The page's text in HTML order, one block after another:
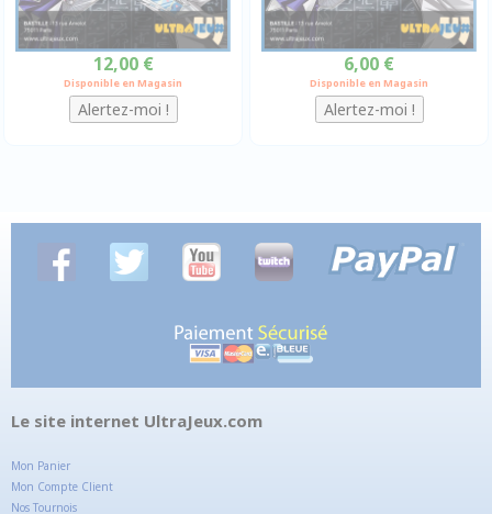
12,00 €
Disponible en Magasin
6,00 €
Disponible en Magasin
Le site internet UltraJeux.com
Mon Panier
Mon Compte Client
Nos Tournois